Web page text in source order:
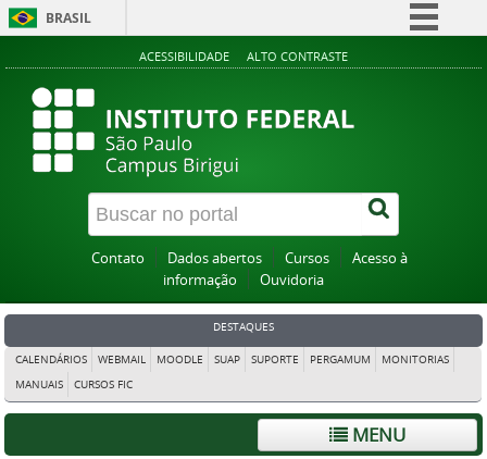
BRASIL
Simplifique!
Participe
Legislação
ACESSIBILIDADE ALTO CONTRASTE
Contato Dados abertos Cursos
Acesso à
informação
Ouvidoria
DESTAQUES
CALENDÁRIOS WEBMAIL MOODLE SUAP SUPORTE PERGAMUM
MONITORIAS
MANUAIS
CURSOS FIC
MENU